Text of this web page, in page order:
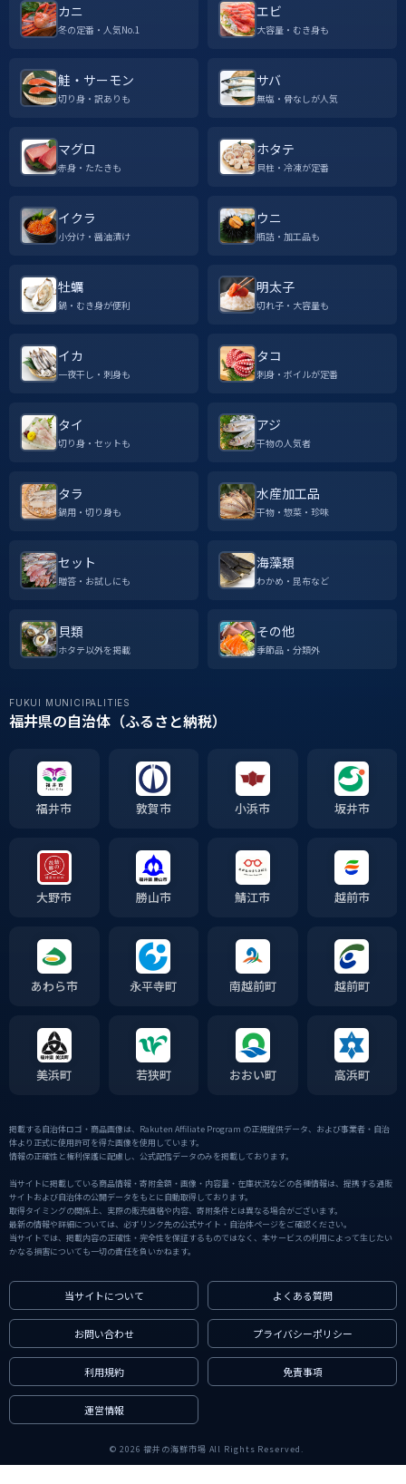
カニ
冬の定番・人気No.1
エビ
大容量・むき身も
鮭・サーモン
切り身・訳ありも
サバ
無塩・骨なしが人気
マグロ
赤身・たたきも
ホタテ
貝柱・冷凍が定番
イクラ
小分け・醤油漬け
ウニ
瓶詰・加工品も
牡蠣
鍋・むき身が便利
明太子
切れ子・大容量も
イカ
一夜干し・刺身も
タコ
刺身・ボイルが定番
タイ
切り身・セットも
アジ
干物の人気者
タラ
鍋用・切り身も
水産加工品
干物・惣菜・珍味
セット
贈答・お試しにも
海藻類
わかめ・昆布など
貝類
ホタテ以外を掲載
その他
季節品・分類外
FUKUI MUNICIPALITIES
福井県の自治体（ふるさと納税）
福井市 敦賀市 小浜市 坂井市
大野市 勝山市 鯖江市 越前市
あわら市 永平寺町 南越前町 越前町
美浜町 若狭町 おおい町 高浜町
掲載する自治体ロゴ・商品画像は、Rakuten Affiliate Program の正規提供データ、および事業者・自治
体より正式に使用許可を得た画像を使用しています。
情報の正確性と権利保護に配慮し、公式配信データのみを掲載しております。
当サイトに掲載している商品情報・寄附金額・画像・内容量・在庫状況などの各種情報は、提携する通販
サイトおよび自治体の公開データをもとに自動取得しております。
取得タイミングの関係上、実際の販売価格や内容、寄附条件とは異なる場合がございます。
最新の情報や詳細については、必ずリンク先の公式サイト・自治体ページをご確認ください。
当サイトでは、掲載内容の正確性・完全性を保証するものではなく、本サービスの利用によって生じたい
かなる損害についても一切の責任を負いかねます。
当サイトについて よくある質問
お問い合わせ プライバシーポリシー
利用規約 免責事項
運営情報
© 2026 福井の海鮮市場 All Rights Reserved.